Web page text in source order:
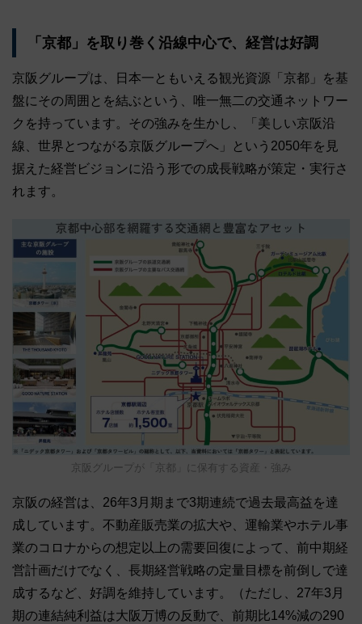
「京都」を取り巻く沿線中心で、経営は好調
京阪グループは、日本一ともいえる観光資源「京都」を基
盤にその周囲とを結ぶという、唯一無二の交通ネットワー
クを持っています。その強みを生かし、「美しい京阪沿
線、世界とつながる京阪グループへ」という2050年を見
据えた経営ビジョンに沿う形での成長戦略が策定・実行さ
れます。
京阪グループが「京都」に保有する資産・強み
京阪の経営は、26年3月期まで3期連続で過去最高益を達
成しています。不動産販売業の拡大や、運輸業やホテル事
業のコロナからの想定以上の需要回復によって、前中期経
営計画だけでなく、長期経営戦略の定量目標を前倒しで達
成するなど、好調を維持しています。（ただし、27年3月
期の連結純利益は大阪万博の反動で、前期比14%減の290